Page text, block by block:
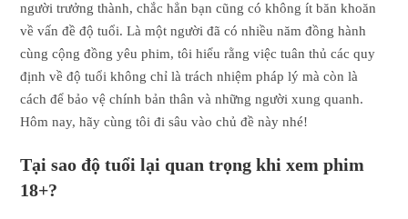
người trưởng thành, chắc hẳn bạn cũng có không ít băn khoăn
về vấn đề độ tuổi. Là một người đã có nhiều năm đồng hành
cùng cộng đồng yêu phim, tôi hiểu rằng việc tuân thủ các quy
định về độ tuổi không chỉ là trách nhiệm pháp lý mà còn là
cách để bảo vệ chính bản thân và những người xung quanh.
Hôm nay, hãy cùng tôi đi sâu vào chủ đề này nhé!
Tại sao độ tuổi lại quan trọng khi xem phim
18+?